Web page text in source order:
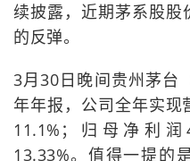
续披露，近期茅系股股
的反弹。
3月30日晚间贵州茅台
年年报，公司全年实现
11.1%；归母净利
13.33%。值得一提的